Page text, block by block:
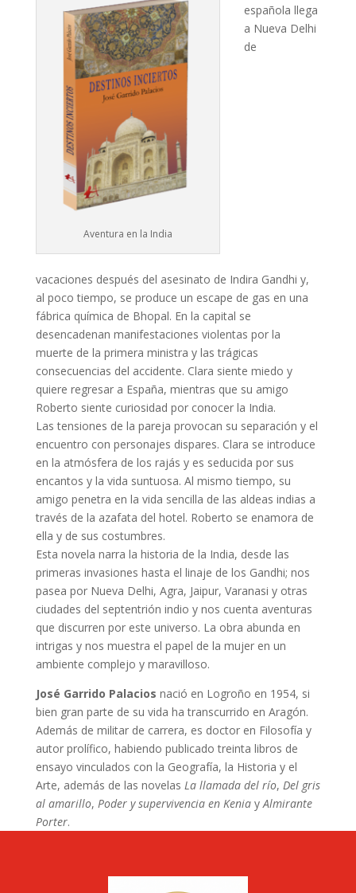
Aventura en la India
española llega
a Nueva Delhi
de
vacaciones después del asesinato de Indira Gandhi y,
al poco tiempo, se produce un escape de gas en una
fábrica química de Bhopal. En la capital se
desencadenan manifestaciones violentas por la
muerte de la primera ministra y las trágicas
consecuencias del accidente. Clara siente miedo y
quiere regresar a España, mientras que su amigo
Roberto siente curiosidad por conocer la India.
Las tensiones de la pareja provocan su separación y el
encuentro con personajes dispares. Clara se introduce
en la atmósfera de los rajás y es seducida por sus
encantos y la vida suntuosa. Al mismo tiempo, su
amigo penetra en la vida sencilla de las aldeas indias a
través de la azafata del hotel. Roberto se enamora de
ella y de sus costumbres.
Esta novela narra la historia de la India, desde las
primeras invasiones hasta el linaje de los Gandhi; nos
pasea por Nueva Delhi, Agra, Jaipur, Varanasi y otras
ciudades del septentrión indio y nos cuenta aventuras
que discurren por este universo. La obra abunda en
intrigas y nos muestra el papel de la mujer en un
ambiente complejo y maravilloso.
José Garrido Palacios nació en Logroño en 1954, si
bien gran parte de su vida ha transcurrido en Aragón.
Además de militar de carrera, es doctor en Filosofía y
autor prolífico, habiendo publicado treinta libros de
ensayo vinculados con la Geografía, la Historia y el
Arte, además de las novelas La llamada del río, Del gris
al amarillo, Poder y supervivencia en Kenia yAlmirante
Porter.